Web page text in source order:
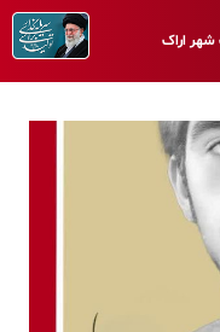
شهر اراک